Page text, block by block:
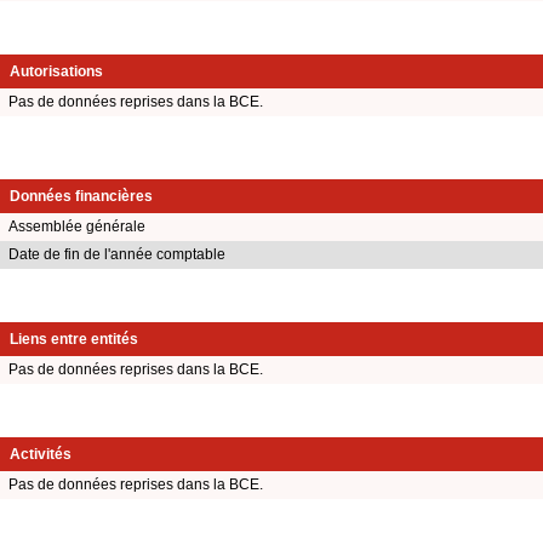
Autorisations
Pas de données reprises dans la BCE.
Données financières
Assemblée générale
Date de fin de l'année comptable
Liens entre entités
Pas de données reprises dans la BCE.
Activités
Pas de données reprises dans la BCE.